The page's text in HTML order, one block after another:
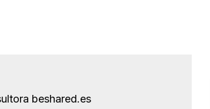
beshared.es